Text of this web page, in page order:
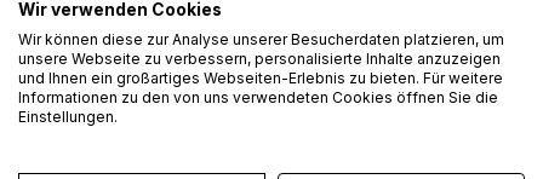
NICOLAS MÜLLER
EXECUTIVE MANAGEMENT | OWNER FAMILY
Wir verwenden Cookies
Wir können diese zur Analyse unserer Besucherdaten platzieren, um
unsere Webseite zu verbessern, personalisierte Inhalte anzuzeigen
und Ihnen ein großartiges Webseiten-Erlebnis zu bieten. Für weitere
Informationen zu den von uns verwendeten Cookies öffnen Sie die
Einstellungen.